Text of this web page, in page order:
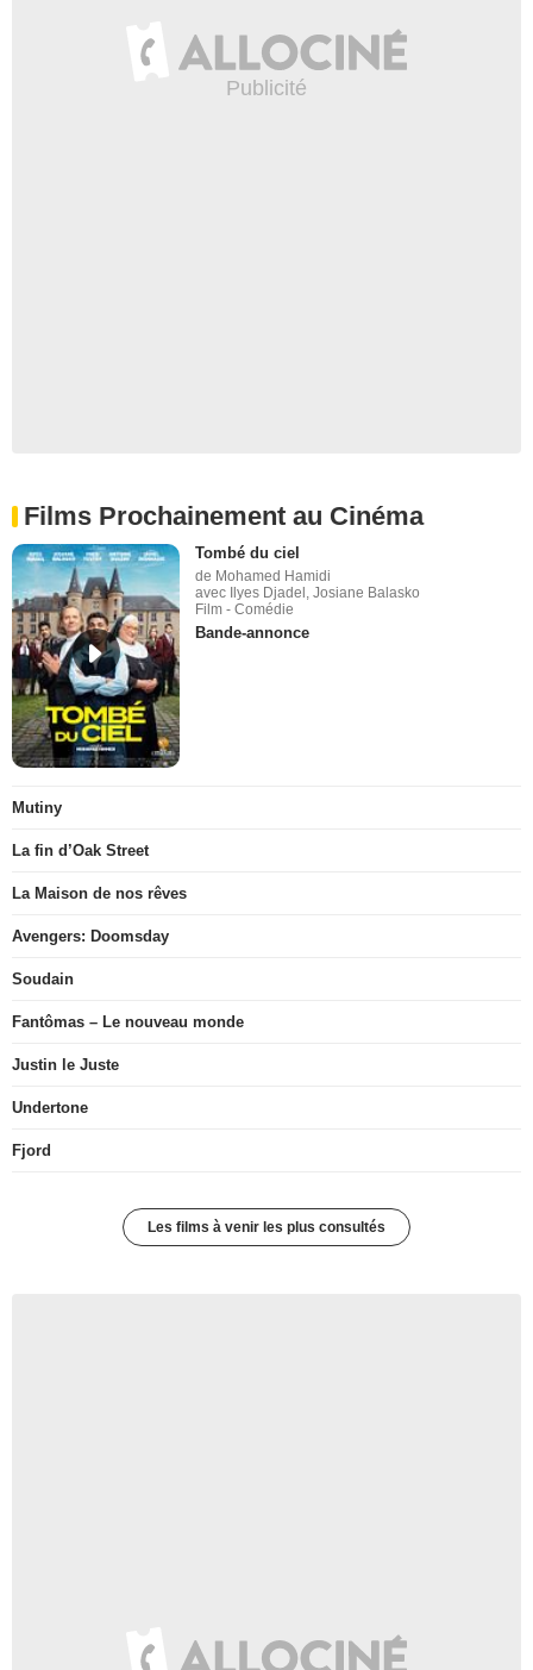
Films Prochainement au Cinéma
Tombé du ciel
de Mohamed Hamidi
avec Ilyes Djadel, Josiane Balasko
Film - Comédie
Bande-annonce
Mutiny
La fin d’Oak Street
La Maison de nos rêves
Avengers: Doomsday
Soudain
Fantômas – Le nouveau monde
Justin le Juste
Undertone
Fjord
Les films à venir les plus consultés